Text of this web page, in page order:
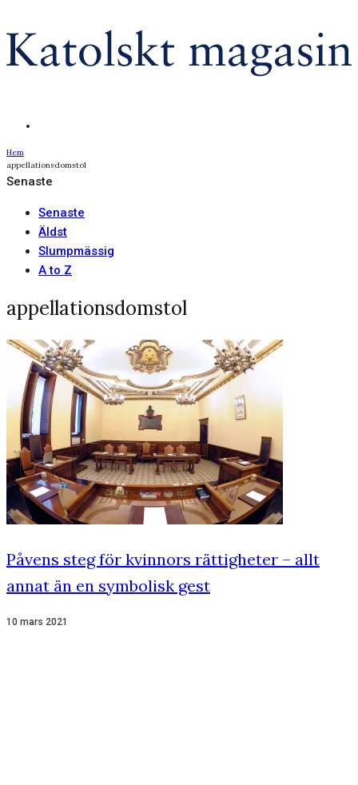
Hem
appellationsdomstol
Senaste
Senaste
Äldst
Slumpmässig
A to Z
appellationsdomstol
Påvens steg för kvinnors rättigheter – allt
annat än en symbolisk gest
10 mars 2021